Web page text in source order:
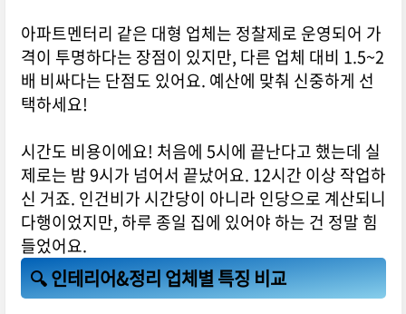
아파트멘터리 같은 대형 업체는 정찰제로 운영되어 가
격이 투명하다는 장점이 있지만, 다른 업체 대비 1.5~2
배 비싸다는 단점도 있어요. 예산에 맞춰 신중하게 선
택하세요!
시간도 비용이에요! 처음에 5시에 끝난다고 했는데 실
제로는 밤 9시가 넘어서 끝났어요. 12시간 이상 작업하
신 거죠. 인건비가 시간당이 아니라 인당으로 계산되니
다행이었지만, 하루 종일 집에 있어야 하는 건 정말 힘
들었어요.
🔍 인테리어&정리 업체별 특징 비교